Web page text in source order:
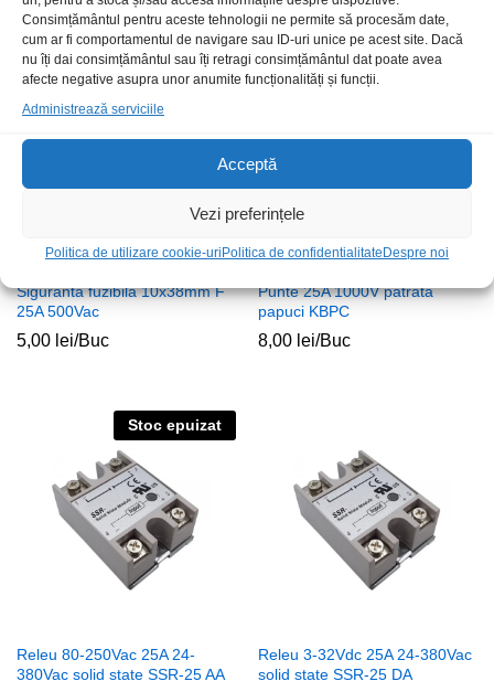
Consimțământul pentru aceste tehnologii ne permite să procesăm date,
cum ar fi comportamentul de navigare sau ID-uri unice pe acest site. Dacă
nu îți dai consimțământul sau îți retragi consimțământul dat poate avea
afecte negative asupra unor anumite funcționalități și funcții.
Administrează serviciile
Acceptă
Vezi preferințele
Politica de utilizare cookie-uri Politica de confidentialitate Despre noi
Siguranta fuzibila 10x38mm F
25A 500Vac
5,00 lei/Buc
Stoc epuizat
Punte 25A 1000V patrata
papuci KBPC
8,00 lei/Buc
Stoc epuizat
Releu 80-250Vac 25A 24-
380Vac solid state SSR-25 AA
Releu 3-32Vdc 25A 24-380Vac
solid state SSR-25 DA